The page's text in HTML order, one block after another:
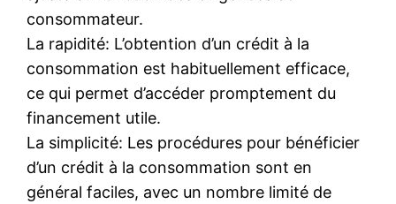
consommateur.
La rapidité: L’obtention d’un crédit à la
consommation est habituellement efficace,
ce qui permet d’accéder promptement du
financement utile.
La simplicité: Les procédures pour bénéficier
d’un crédit à la consommation sont en
général faciles, avec un nombre limité de